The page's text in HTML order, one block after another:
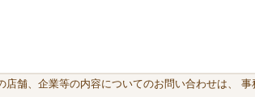
店舗、企業等の内容についてのお問い合わせは、